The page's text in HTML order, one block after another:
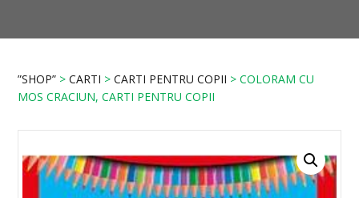
”SHOP” >CARTI >CARTI PENTRU COPII > COLORAM CU
MOS CRACIUN, CARTI PENTRU COPII